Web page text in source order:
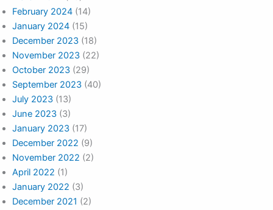
February 2024 (14)
January 2024 (15)
December 2023 (18)
November 2023 (22)
October 2023 (29)
September 2023 (40)
July 2023 (13)
June 2023 (3)
January 2023 (17)
December 2022 (9)
November 2022 (2)
April 2022 (1)
January 2022 (3)
December 2021 (2)